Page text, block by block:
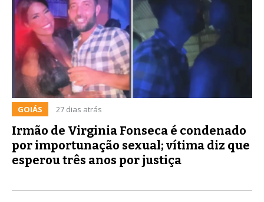
GOIÁS 27 dias atrás
Irmão de Virginia Fonseca é condenado
por importunação sexual; vítima diz que
esperou três anos por justiça